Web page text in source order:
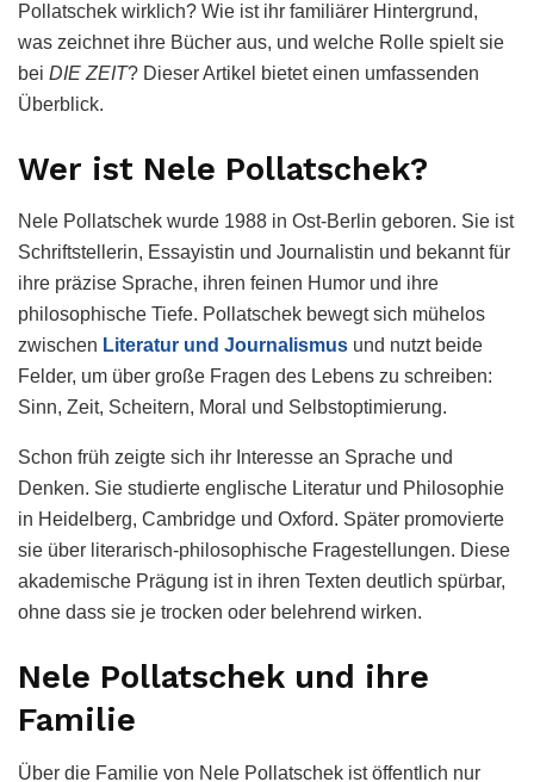
Pollatschek wirklich? Wie ist ihr familiärer Hintergrund,
was zeichnet ihre Bücher aus, und welche Rolle spielt sie
bei DIE ZEIT? Dieser Artikel bietet einen umfassenden
Überblick.
Wer ist Nele Pollatschek?
Nele Pollatschek wurde 1988 in Ost-Berlin geboren. Sie ist
Schriftstellerin, Essayistin und Journalistin und bekannt für
ihre präzise Sprache, ihren feinen Humor und ihre
philosophische Tiefe. Pollatschek bewegt sich mühelos
zwischen Literatur und Journalismus und nutzt beide
Felder, um über große Fragen des Lebens zu schreiben:
Sinn, Zeit, Scheitern, Moral und Selbstoptimierung.
Schon früh zeigte sich ihr Interesse an Sprache und
Denken. Sie studierte englische Literatur und Philosophie
in Heidelberg, Cambridge und Oxford. Später promovierte
sie über literarisch-philosophische Fragestellungen. Diese
akademische Prägung ist in ihren Texten deutlich spürbar,
ohne dass sie je trocken oder belehrend wirken.
Nele Pollatschek und ihre
Familie
Über die Familie von Nele Pollatschek ist öffentlich nur